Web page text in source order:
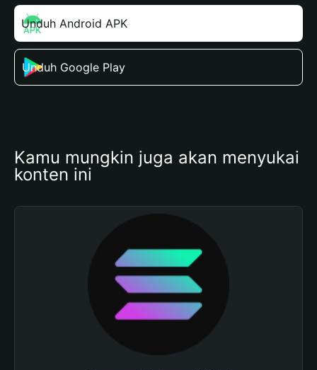
Unduh Android APK
Unduh Google Play
Kamu mungkin juga akan menyukai
konten ini